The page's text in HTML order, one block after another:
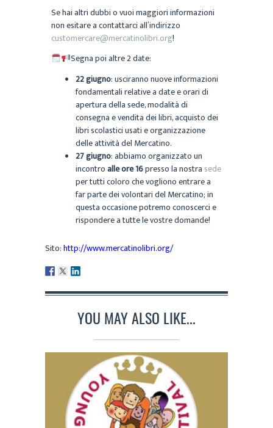
Se hai altri dubbi o vuoi maggiori informazioni
non esitare a contattarci all’indirizzo
customercare@mercatinolibri.org!
Segna poi altre 2 date:
22 giugno: usciranno nuove informazioni
fondamentali relative a date e orari di
apertura della sede, modalità di
consegna e vendita dei libri, acquisto dei
libri scolastici usati e organizzazione
delle attività del Mercatino.
27 giugno: abbiamo organizzato un
incontroalle ore 16presso la nostra sede
per tutti coloro che vogliono entrare a
far parte dei volontari del Mercatino; in
questa occasione potremo conoscerci e
rispondere a tutte le vostre domande!
Sito:http://www.mercatinolibri.org/
YOU MAY ALSO LIKE...